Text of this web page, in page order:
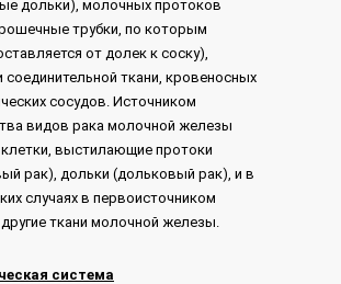
дольки), молочных протоков
трубки, по которым
от долек к соску),
ткани, кровеносных
cосудов. Источником
видов рака молочной железы
выстилающие протоки
рак), дольки (дольковый рак), и в
случаях в первоисточником
ткани молочной железы.
система